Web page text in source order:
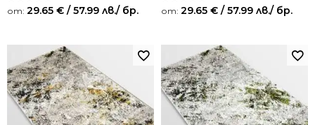
Оценено на
5.00
от: 29.65 € / 57.99 лв./ бр.
Оценено на
5.00
от: 29.65 € / 57.99 лв./ бр.